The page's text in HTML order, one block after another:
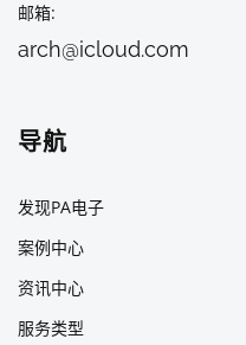
邮箱
arch@icloud.com
导航
发现PA电子
案例中心
资讯中心
服务类型